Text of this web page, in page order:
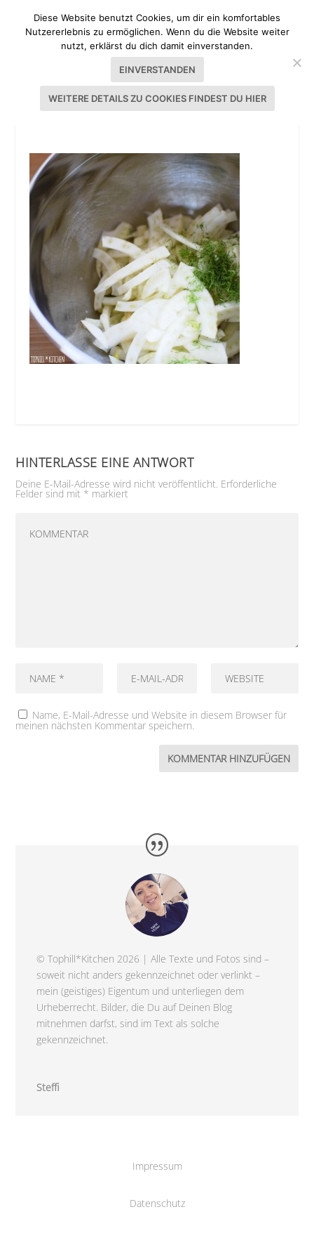
FENCHEL_LIEBT_ORANGE_04
HINTERLASSE EINE ANTWORT
Deine E-Mail-Adresse wird nicht veröffentlicht. Erforderliche
Felder sind mit * markiert
Name, E-Mail-Adresse und Website in diesem Browser für
meinen nächsten Kommentar speichern.
© Tophill*Kitchen 2026 | Alle Texte und Fotos sind –
soweit nicht anders gekennzeichnet oder verlinkt –
mein (geistiges) Eigentum und unterliegen dem
Urheberrecht. Bilder, die Du auf Deinen Blog
mitnehmen darfst, sind im Text als solche
gekennzeichnet.
Steffi
Impressum
Datenschutz
Diese Website benutzt Cookies, um dir ein komfortables
Nutzererlebnis zu ermöglichen. Wenn du die Website weiter
nutzt, erklärst du dich damit einverstanden.
EINVERSTANDEN
WEITERE DETAILS ZU COOKIES FINDEST DU HIER